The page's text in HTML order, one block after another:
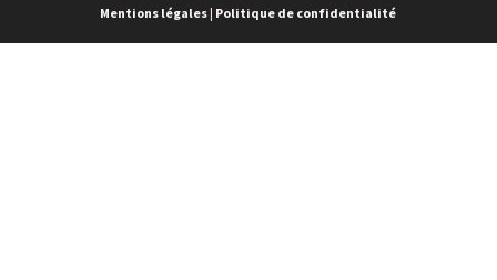
Mentions légales | Politique de confidentialité